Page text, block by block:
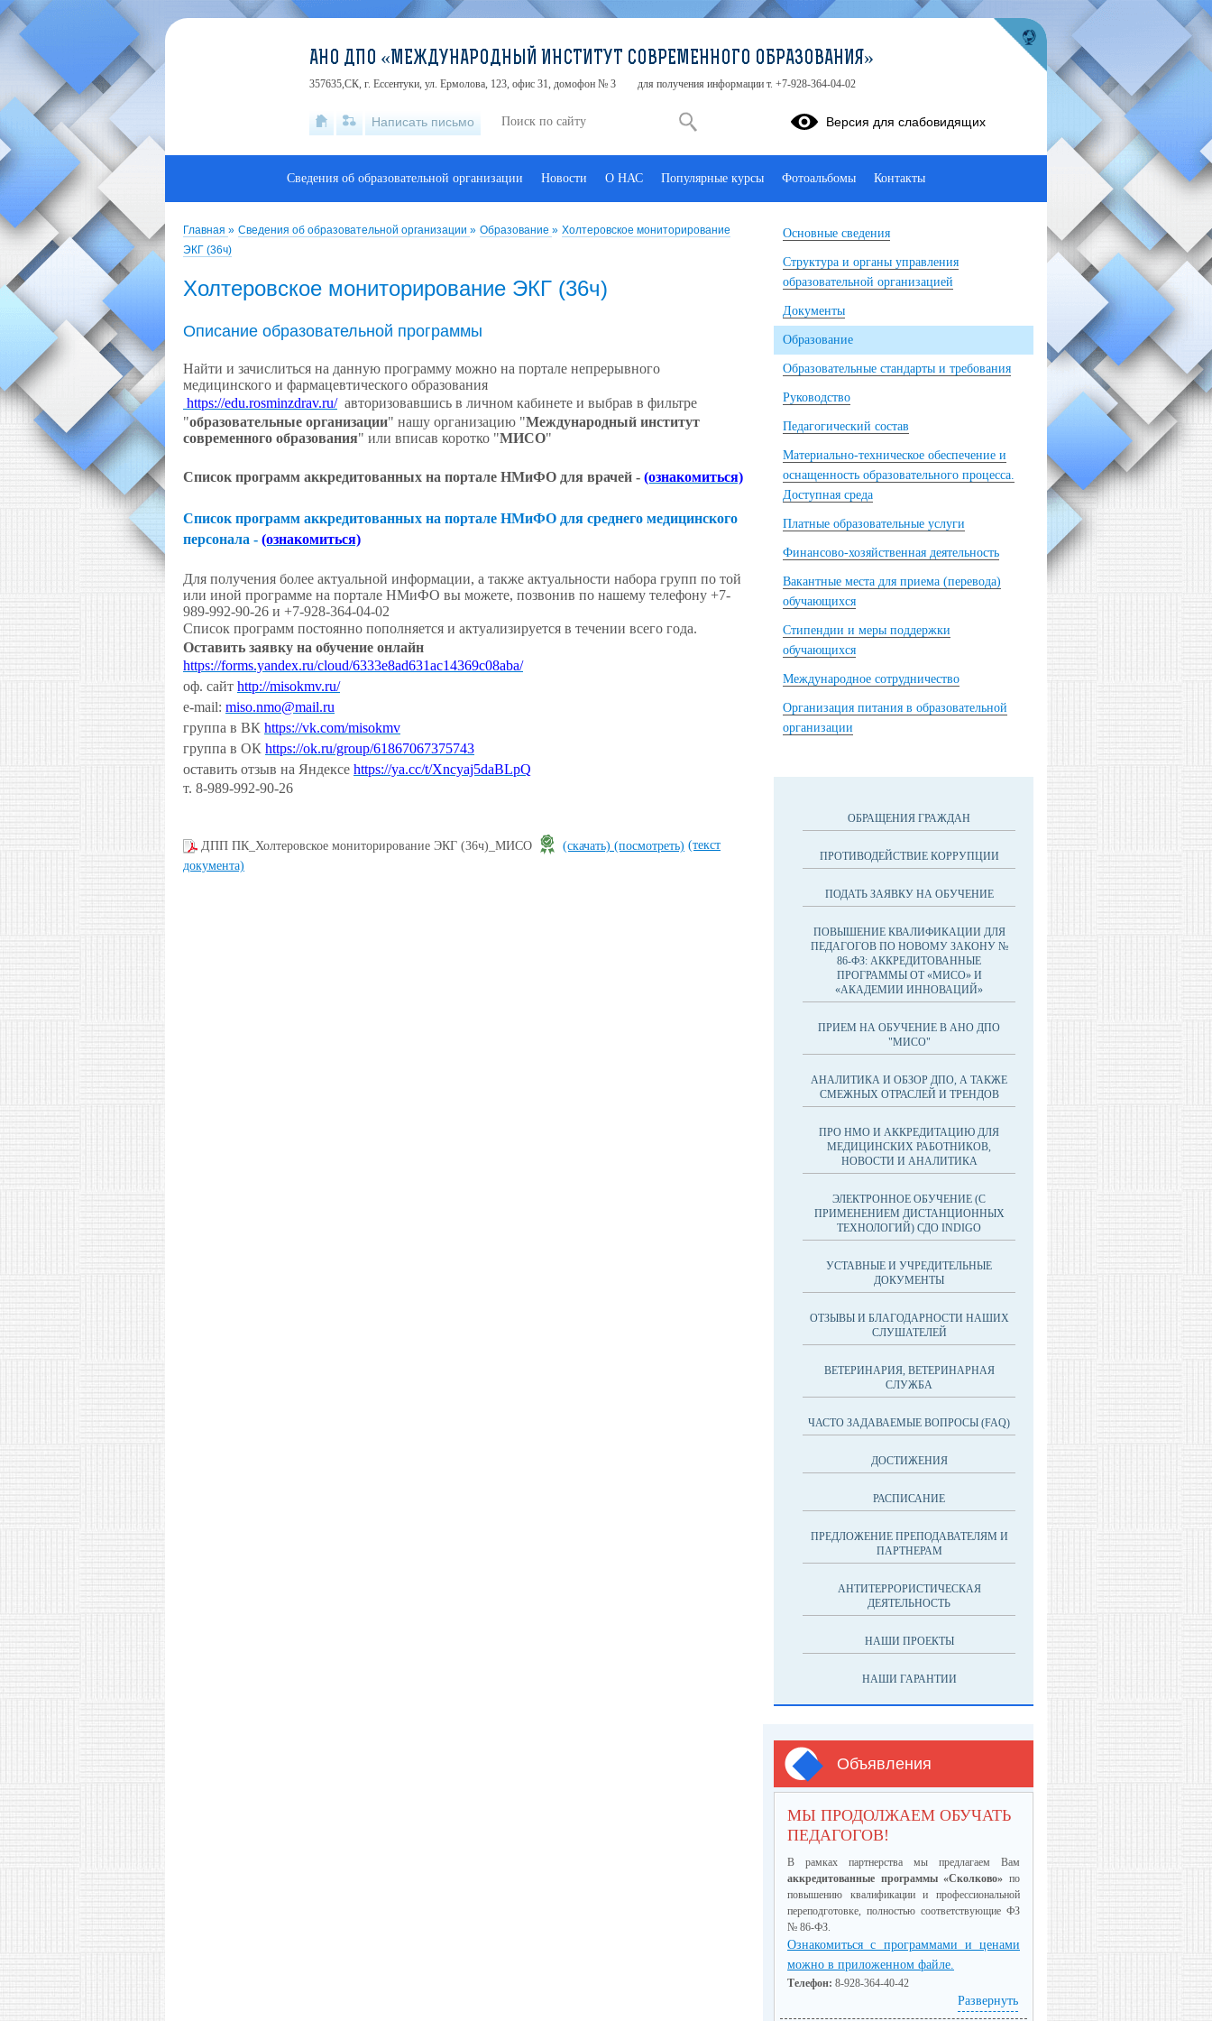
Главная » Сведения об образовательной организации » Образование » Холтеровское мониторирование
ЭКГ (36ч)
Холтеровское мониторирование ЭКГ (36ч)
Описание образовательной программы
Найти и зачислиться на данную программу можно на портале непрерывного
медицинского и фармацевтического образования
https://edu.rosminzdrav.ru/авторизовавшись в личном кабинете и выбрав в фильтре
"образовательные организации" нашу организацию "Международный институт
современного образования" или вписав коротко "МИСО"
Список программ аккредитованных на портале НМиФО для врачей - (ознакомиться)
Список программ аккредитованных на портале НМиФО для среднего медицинского
персонала - (ознакомиться)
Для получения более актуальной информации, а также актуальности набора групп по той
или иной программе на портале НМиФО вы можете, позвонив по нашему телефону +7-
989-992-90-26 и +7-928-364-04-02
Список программ постоянно пополняется и актуализируется в течении всего года.
Оставить заявку на обучение онлайн
https://forms.yandex.ru/cloud/6333e8ad631ac14369c08aba/
оф. сайт http://misokmv.ru/
e-mail: miso.nmo@mail.ru
группа в ВК https://vk.com/misokmv
группа в ОК https://ok.ru/group/61867067375743
оставить отзыв на Яндексе https://ya.cc/t/Xncyaj5daBLpQ
т. 8-989-992-90-26
ДПП ПК_Холтеровское мониторирование ЭКГ (36ч)_МИСО (скачать) (посмотреть) (текст
документа)
Основные сведения
Структура и органы управления
образовательной организацией
Документы
Образование
Образовательные стандарты и требования
Руководство
Педагогический состав
Материально-техническое обеспечение и
оснащенность образовательного процесса.
Доступная среда
Платные образовательные услуги
Финансово-хозяйственная деятельность
Вакантные места для приема (перевода)
обучающихся
Стипендии и меры поддержки
обучающихся
Международное сотрудничество
Организация питания в образовательной
организации
ОБРАЩЕНИЯ ГРАЖДАН
ПРОТИВОДЕЙСТВИЕ КОРРУПЦИИ
ПОДАТЬ ЗАЯВКУ НА ОБУЧЕНИЕ
ПОВЫШЕНИЕ КВАЛИФИКАЦИИ ДЛЯ
ПЕДАГОГОВ ПО НОВОМУ ЗАКОНУ №
86-ФЗ: АККРЕДИТОВАННЫЕ
ПРОГРАММЫ ОТ «МИСО» И
«АКАДЕМИИ ИННОВАЦИЙ»
ПРИЕМ НА ОБУЧЕНИЕ В АНО ДПО
"МИСО"
АНАЛИТИКА И ОБЗОР ДПО, А ТАКЖЕ
СМЕЖНЫХ ОТРАСЛЕЙ И ТРЕНДОВ
ПРО НМО И АККРЕДИТАЦИЮ ДЛЯ
МЕДИЦИНСКИХ РАБОТНИКОВ,
НОВОСТИ И АНАЛИТИКА
ЭЛЕКТРОННОЕ ОБУЧЕНИЕ (С
ПРИМЕНЕНИЕМ ДИСТАНЦИОННЫХ
ТЕХНОЛОГИЙ) СДО INDIGO
УСТАВНЫЕ И УЧРЕДИТЕЛЬНЫЕ
ДОКУМЕНТЫ
ОТЗЫВЫ И БЛАГОДАРНОСТИ НАШИХ
СЛУШАТЕЛЕЙ
ВЕТЕРИНАРИЯ, ВЕТЕРИНАРНАЯ
СЛУЖБА
ЧАСТО ЗАДАВАЕМЫЕ ВОПРОСЫ (FAQ)
ДОСТИЖЕНИЯ
РАСПИСАНИЕ
ПРЕДЛОЖЕНИЕ ПРЕПОДАВАТЕЛЯМ И
ПАРТНЕРАМ
АНТИТЕРРОРИСТИЧЕСКАЯ
ДЕЯТЕЛЬНОСТЬ
НАШИ ПРОЕКТЫ
НАШИ ГАРАНТИИ
Объявления
МЫ ПРОДОЛЖАЕМ ОБУЧАТЬ
ПЕДАГОГОВ!
В рамках партнерства мы предлагаем Вам
аккредитованные программы «Сколково» по
повышению квалификации и профессиональной
переподготовке, полностью соответствующие ФЗ
№ 86-ФЗ.
Ознакомиться с программами и ценами
можно в приложенном файле.
Телефон: 8-928-364-40-42
Развернуть
АНО ДПО «МЕЖДУНАРОДНЫЙ ИНСТИТУТ СОВРЕМЕННОГО ОБРАЗОВАНИЯ»
357635,СК, г. Ессентуки, ул. Ермолова, 123, офис 31, домофон № 3 для получения информации т. +7-928-364-04-02
Написать письмо Версия для слабовидящих
Сведения об образовательной организации Новости О НАС Популярные курсы Фотоальбомы Контакты